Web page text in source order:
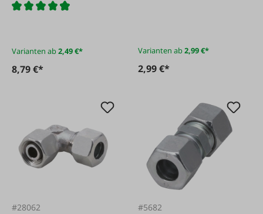
ubung, Withworth -
Varianten ab2,49 €*
8,79 €*
Varianten ab2,99 €*
2,99 €*
#28062 #5682